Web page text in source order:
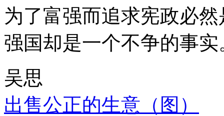
为了富强而追求宪政必
强国却是一个不争的事实
吴思
出售公正的生意（图）